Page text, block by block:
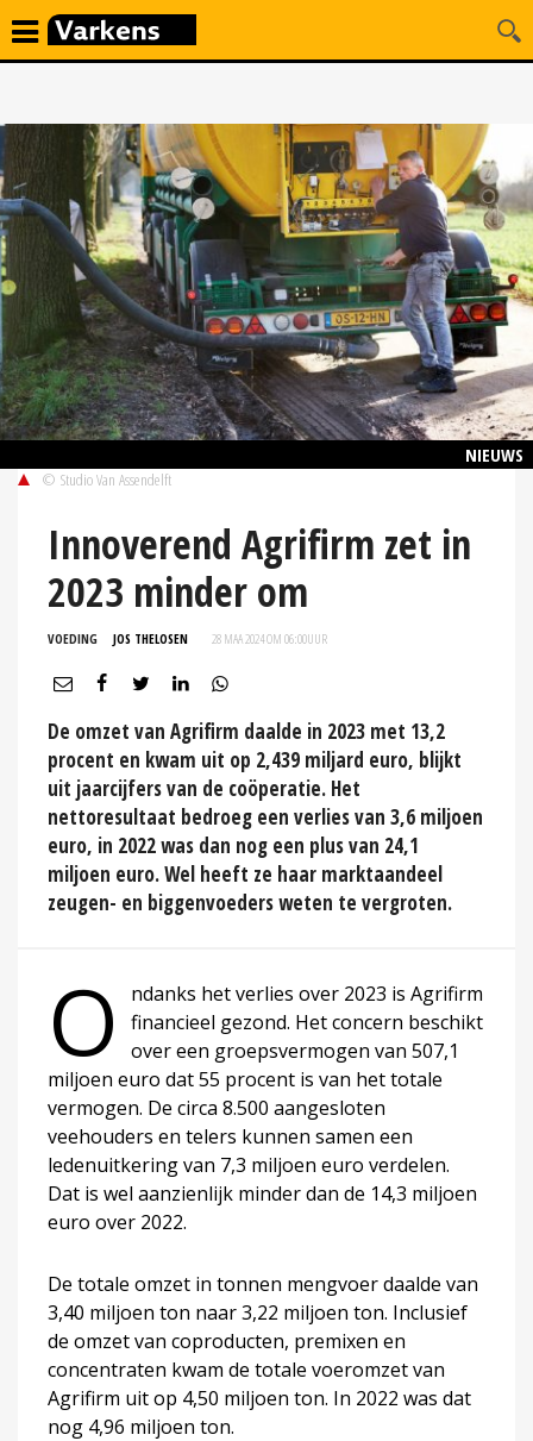
NIEUWS
© Studio Van Assendelft
Innoverend Agrifirm zet in
2023 minder om
VOEDING JOS THELOSEN 28 MAA 2024 OM 06:00UUR
De omzet van Agrifirm daalde in 2023 met 13,2
procent en kwam uit op 2,439 miljard euro, blijkt
uit jaarcijfers van de coöperatie. Het
nettoresultaat bedroeg een verlies van 3,6 miljoen
euro, in 2022 was dan nog een plus van 24,1
miljoen euro. Wel heeft ze haar marktaandeel
zeugen- en biggenvoeders weten te vergroten.
O
ndanks het verlies over 2023 is Agrifirm
financieel gezond. Het concern beschikt
over een groepsvermogen van 507,1
miljoen euro dat 55 procent is van het totale
vermogen. De circa 8.500 aangesloten
veehouders en telers kunnen samen een
ledenuitkering van 7,3 miljoen euro verdelen.
Dat is wel aanzienlijk minder dan de 14,3 miljoen
euro over 2022.
De totale omzet in tonnen mengvoer daalde van
3,40 miljoen ton naar 3,22 miljoen ton. Inclusief
de omzet van coproducten, premixen en
concentraten kwam de totale voeromzet van
Agrifirm uit op 4,50 miljoen ton. In 2022 was dat
nog 4,96 miljoen ton.